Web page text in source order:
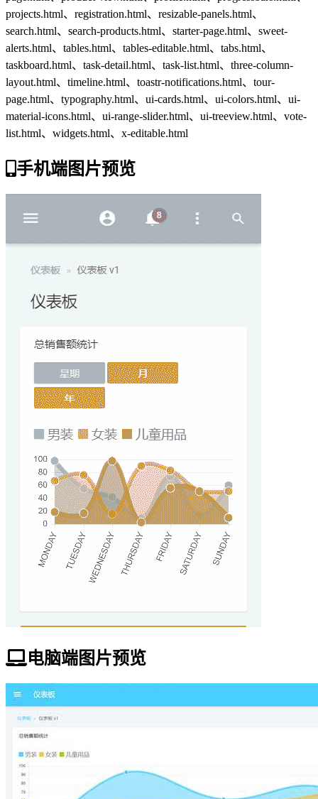
projects.html、registration.html、resizable-panels.html、
search.html、search-products.html、starter-page.html、sweet-
alerts.html、tables.html、tables-editable.html、tabs.html、
taskboard.html、task-detail.html、task-list.html、three-column-
layout.html、timeline.html、toastr-notifications.html、tour-
page.html、typography.html、ui-cards.html、ui-colors.html、ui-
material-icons.html、ui-range-slider.html、ui-treeview.html、vote-
list.html、widgets.html、x-editable.html
手机端图片预览
电脑端图片预览